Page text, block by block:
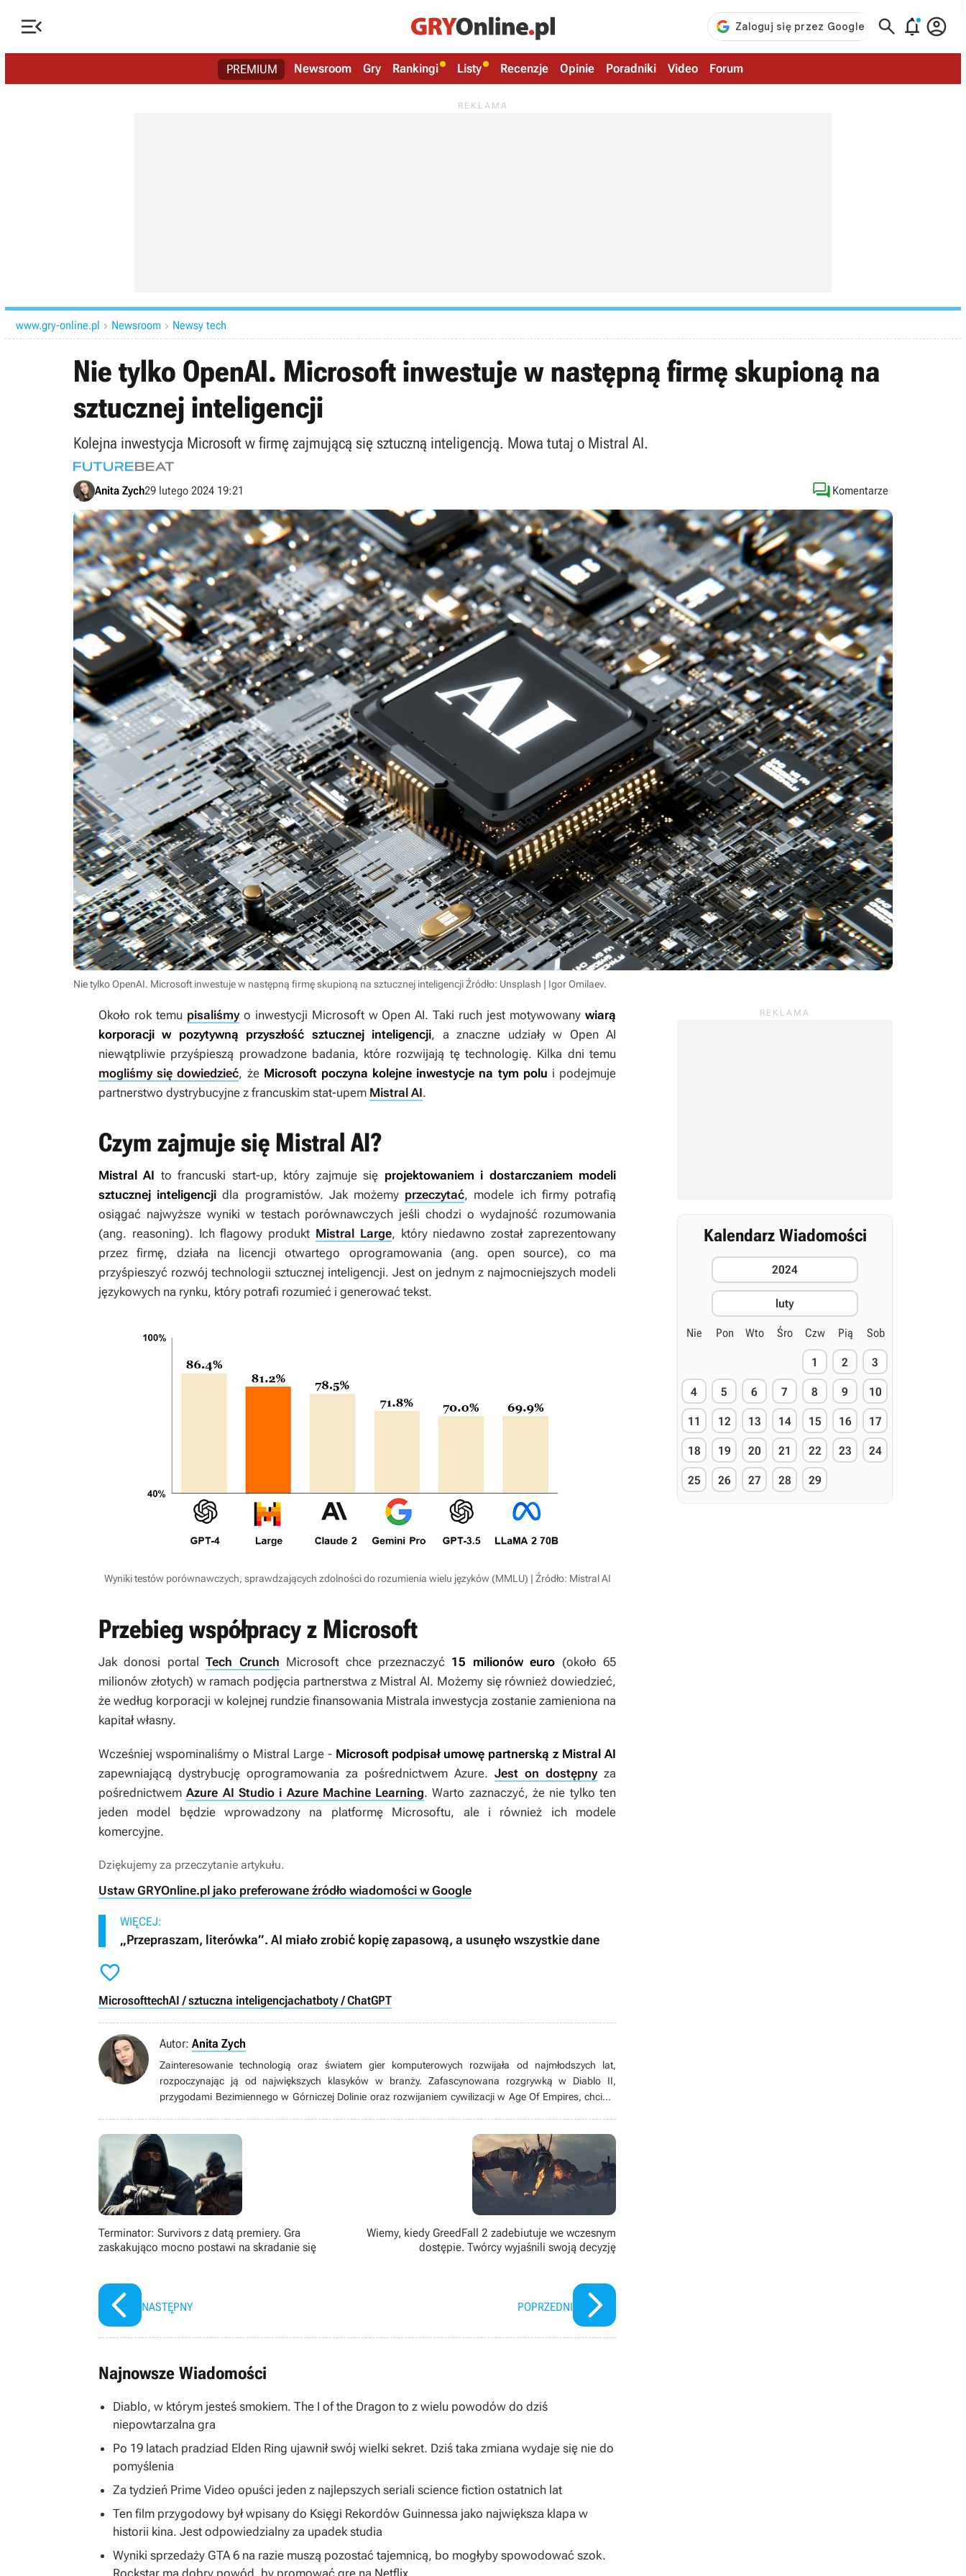
   
PREMIUM Newsroom Gry Rankingi Listy Recenzje Opinie Poradniki Video Forum
www.gry-online.pl  Newsroom  Newsy tech
Nie tylko OpenAI. Microsoft inwestuje w następną firmę skupioną na
sztucznej inteligencji
Kolejna inwestycja Microsoft w firmę zajmującą się sztuczną inteligencją. Mowa tutaj o Mistral AI.
Anita Zych29 lutego 2024 19:21  Komentarze
Nie tylko OpenAI. Microsoft inwestuje w następną firmę skupioną na sztucznej inteligencjiŹródło: Unsplash | Igor Omilaev.
Około rok temu pisaliśmyo inwestycji Microsoft w Open AI. Taki ruch jest motywowanywiarą
korporacji w pozytywną przyszłość sztucznej inteligencji, a znaczne udziały w Open AI
niewątpliwie przyśpieszą prowadzone badania, które rozwijają tę technologię. Kilka dni temu
mogliśmy się dowiedzieć, że Microsoft poczyna kolejne inwestycje na tym polu i podejmuje
partnerstwo dystrybucyjne z francuskim stat-upem Mistral AI.
Czym zajmuje się Mistral AI?
Mistral AI to francuski start-up, który zajmuje się projektowaniem i dostarczaniem modeli
sztucznej inteligencji dla programistów. Jak możemy przeczytać, modele ich firmy potrafią
osiągać najwyższe wyniki w testach porównawczych jeśli chodzi o wydajność rozumowania
(ang. reasoning). Ich flagowy produkt Mistral Large, który niedawno został zaprezentowany
przez firmę, działa na licencji otwartego oprogramowania (ang.open source), co ma
przyśpieszyć rozwój technologii sztucznej inteligencji. Jest on jednym z najmocniejszych modeli
językowych na rynku, który potrafi rozumieć i generować tekst.
Wyniki testów porównawczych, sprawdzających zdolności do rozumienia wielu języków (MMLU) | Źródło: Mistral AI
Przebieg współpracy z Microsoft
Jak donosi portalTech Crunch Microsoft chce przeznaczyć 15 milionów euro (około 65
milionów złotych) w ramach podjęcia partnerstwa z Mistral AI. Możemy się również dowiedzieć,
że według korporacji w kolejnej rundzie finansowania Mistrala inwestycja zostanie zamieniona na
kapitał własny.
Wcześniej wspominaliśmy o Mistral Large - Microsoft podpisał umowę partnerską z Mistral AI
zapewniającą dystrybucję oprogramowania za pośrednictwem Azure. Jest on dostępnyza
pośrednictwemAzure AI Studio i Azure Machine Learning. Warto zaznaczyć, że nie tylko ten
jeden model będzie wprowadzony na platformę Microsoftu, ale i również ich modele
komercyjne.
Dziękujemy za przeczytanie artykułu.
Ustaw GRYOnline.pl jako preferowane źródło wiadomości w Google
WIĘCEJ:
„Przepraszam, literówka”. AI miało zrobić kopię zapasową, a usunęło wszystkie dane

MicrosofttechAI / sztuczna inteligencjachatboty / ChatGPT
Autor: Anita Zych
Zainteresowanie technologią oraz światem gier komputerowych rozwijała od najmłodszych lat,
rozpoczynając ją od największych klasyków w branży. Zafascynowana rozgrywką w Diablo II,
przygodami Bezimiennego w Górniczej Dolinie oraz rozwijaniem cywilizacji w Age Of Empires, chciała
związanych z inżynierią oprogramowania. Dzięki temu poznała nowe możliwości, jeśli chodzi o
gamedev – projektowanie modeli 3D, rysunki koncepcyjne oraz budowanie świata wirtualnego stały się
dla niej bardziej przystępne dzięki zrozumieniu zasad programowania. W przyszłości chciałaby stworzyć
własną grę.
Terminator: Survivors z datą premiery. Gra
zaskakująco mocno postawi na skradanie się
NASTĘPNY
Wiemy, kiedy GreedFall 2 zadebiutuje we wczesnym
dostępie. Twórcy wyjaśnili swoją decyzję
POPRZEDNI
Najnowsze Wiadomości
Diablo, w którym jesteś smokiem. The I of the Dragon to z wielu powodów do dziś
niepowtarzalna gra
Po 19 latach pradziad Elden Ring ujawnił swój wielki sekret. Dziś taka zmiana wydaje się nie do
pomyślenia
Za tydzień Prime Video opuści jeden z najlepszych seriali science fiction ostatnich lat
Ten film przygodowy był wpisany do Księgi Rekordów Guinnessa jako największa klapa w
historii kina. Jest odpowiedzialny za upadek studia
Wyniki sprzedaży GTA 6 na razie muszą pozostać tajemnicą, bo mogłyby spowodować szok.
Kalendarz Wiadomości
2024
luty
Nie Pon Wto Śro Czw Pią Sob
1 2 3
4 5 6 7 8 9 10
11 12 13 14 15 16 17
18 19 20 21 22 23 24
25 26 27 28 29